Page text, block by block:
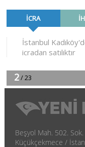
Beşyol Mah. 502.
Küçükçekmece /